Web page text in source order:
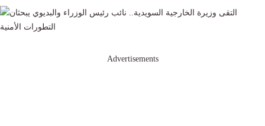
Advertisements